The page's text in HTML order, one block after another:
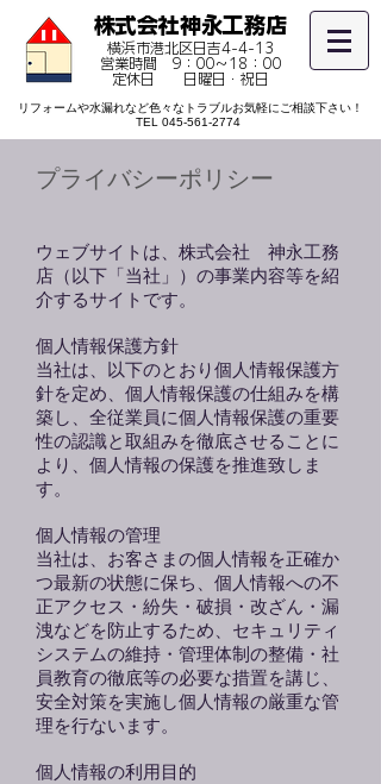
​株式会社神永工務店
横浜市港北区日吉4-4-13
営業時間 9：00～18：00
​定休日 日曜日・祝日
リフォームや水漏れなど色々なトラブルお気軽にご相談下さい！
TEL 045-561-2774
プライバシーポリシー
ウェブサイトは、株式会社 神永工務
店（以下「当社」）の事業内容等を紹
介するサイトです。
個人情報保護方針
当社は、以下のとおり個人情報保護方
針を定め、個人情報保護の仕組みを構
築し、全従業員に個人情報保護の重要
性の認識と取組みを徹底させることに
より、個人情報の保護を推進致しま
す。
個人情報の管理
当社は、お客さまの個人情報を正確か
つ最新の状態に保ち、個人情報への不
正アクセス・紛失・破損・改ざん・漏
洩などを防止するため、セキュリティ
システムの維持・管理体制の整備・社
員教育の徹底等の必要な措置を講じ、
安全対策を実施し個人情報の厳重な管
理を行ないます。
個人情報の利用目的